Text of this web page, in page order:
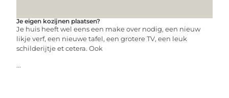
Je eigen kozijnen plaatsen?
Je huis heeft wel eens een make over nodig, een nieuw
likje verf, een nieuwe tafel, een grotere TV, een leuk
schilderijtje et cetera. Ook
...